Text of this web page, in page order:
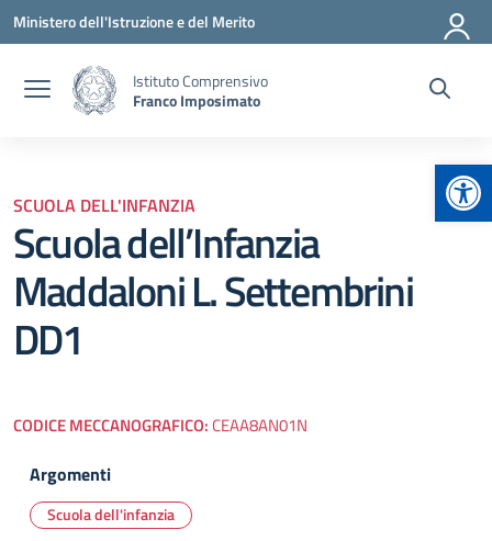
Vai ai contenuti
Vai al menu di navigazione
Vai al footer
Ministero dell'Istruzione e del Merito
Istituto Comprensivo
Franco Imposimato
SCUOLA DELL'INFANZIA
Scuola dell’Infanzia
Maddaloni L. Settembrini
DD1
CODICE MECCANOGRAFICO: CEAA8AN01N
Argomenti
Scuola dell'infanzia